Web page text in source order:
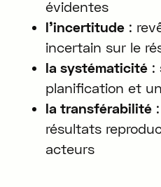
évidentes
l'incertitude:
incertain sur le
la systématicité:
planification et
la transférabilité:
résultats
acteurs